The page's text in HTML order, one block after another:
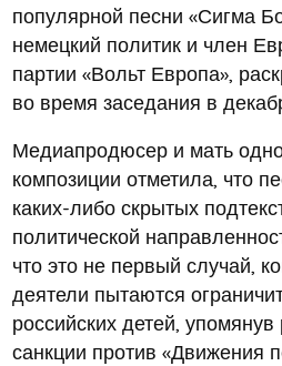
популярной песни «Сигма
немецкий политик и член
партии «Вольт Европа»,
во время заседания в
Медиапродюсер и мать
композиции отметила, что
каких-либо скрытых
политической
что это не первый случай,
деятели пытаются
российских детей,
санкции против «Движения